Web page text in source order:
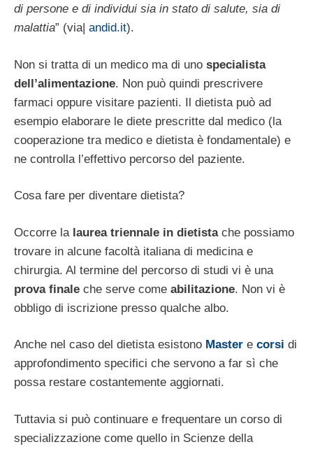
di persone e di individui sia in stato di salute, sia di
malattia” (via| andid.it).
Non si tratta di un medico ma di uno specialista
dell’alimentazione. Non può quindi prescrivere
farmaci oppure visitare pazienti. Il dietista può ad
esempio elaborare le diete prescritte dal medico (la
cooperazione tra medico e dietista è fondamentale) e
ne controlla l’effettivo percorso del paziente.
Cosa fare per diventare dietista?
Occorre lalaurea triennale in dietista che possiamo
trovare in alcune facoltà italiana di medicina e
chirurgia. Al termine del percorso di studi vi è una
prova finale che serve come abilitazione. Non vi è
obbligo di iscrizione presso qualche albo.
Anche nel caso del dietista esistono Master e corsi di
approfondimento specifici che servono a far sì che
possa restare costantemente aggiornati.
Tuttavia si può continuare e frequentare un corso di
specializzazione come quello in Scienze della